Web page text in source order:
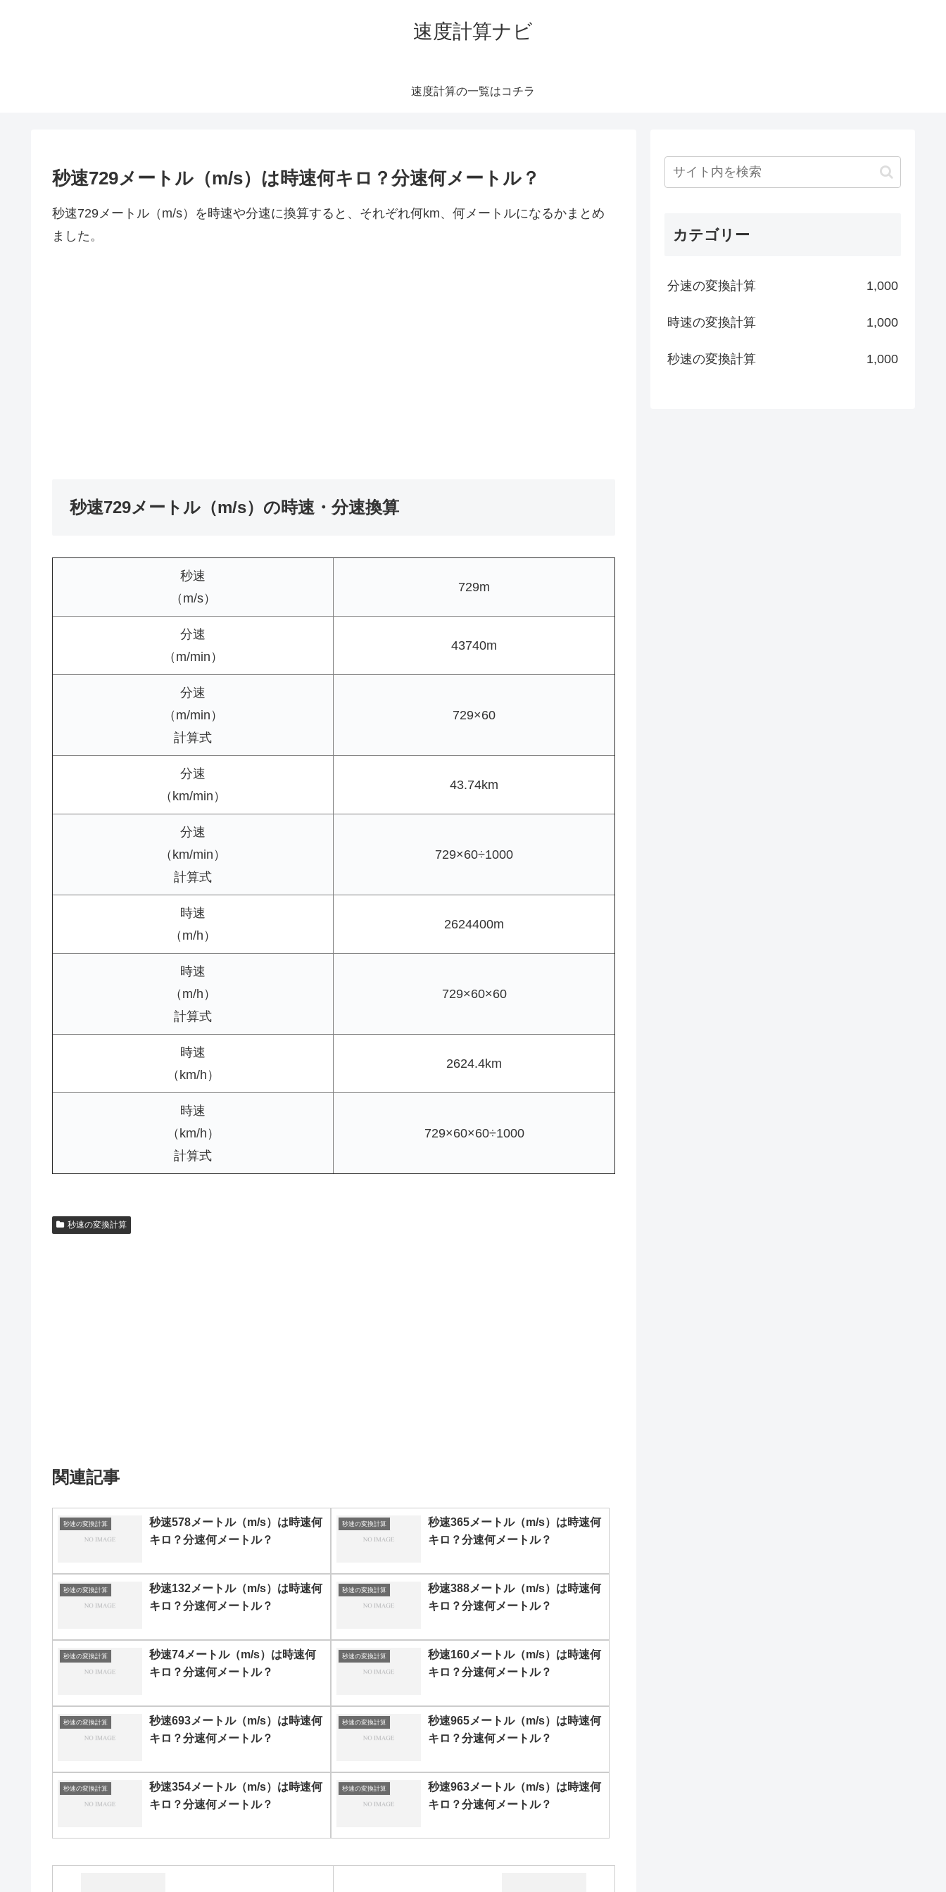
速度計算ナビ
速度計算の一覧はコチラ
秒速729メートル（m/s）は時速何キロ？分速何メートル？
秒速729メートル（m/s）を時速や分速に換算すると、それぞれ何km、何メートルになるかまとめ
ました。
秒速729メートル（m/s）の時速・分速換算
秒速
（m/s）
729m
分速
（m/min）
43740m
分速
（m/min）
計算式
729×60
分速
（km/min）
43.74km
分速
（km/min）
計算式
729×60÷1000
時速
（m/h）
2624400m
時速
（m/h）
計算式
729×60×60
時速
（km/h）
2624.4km
時速
（km/h）
計算式
729×60×60÷1000
秒速の変換計算
関連記事
秒速の変換計算
秒速578メートル（m/s）は時速何
キロ？分速何メートル？
秒速の変換計算
秒速365メートル（m/s）は時速何
キロ？分速何メートル？
秒速の変換計算
秒速132メートル（m/s）は時速何
キロ？分速何メートル？
秒速の変換計算
秒速388メートル（m/s）は時速何
キロ？分速何メートル？
秒速の変換計算
秒速74メートル（m/s）は時速何
キロ？分速何メートル？
秒速の変換計算
秒速160メートル（m/s）は時速何
キロ？分速何メートル？
秒速の変換計算
秒速693メートル（m/s）は時速何
キロ？分速何メートル？
秒速の変換計算
秒速965メートル（m/s）は時速何
キロ？分速何メートル？
秒速の変換計算
秒速354メートル（m/s）は時速何
キロ？分速何メートル？
秒速の変換計算
秒速963メートル（m/s）は時速何
キロ？分速何メートル？
カテゴリー
分速の変換計算 1,000
時速の変換計算 1,000
秒速の変換計算 1,000